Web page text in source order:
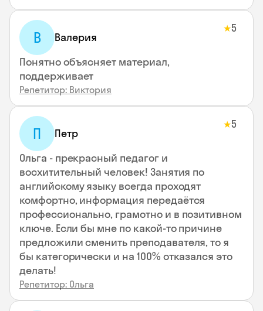
В Валерия
★5
Понятно объясняет материал,
поддерживает
Репетитор: Виктория
П Петр
★5
Ольга - прекрасный педагог и
восхитительный человек! Занятия по
английскому языку всегда проходят
комфортно, информация передаётся
профессионально, грамотно и в позитивном
ключе. Если бы мне по какой-то причине
предложили сменить преподавателя, то я
бы категорически и на 100% отказался это
делать!
Репетитор: Ольга